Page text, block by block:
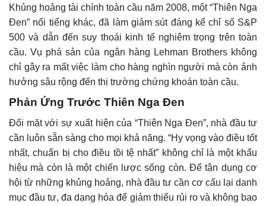
Khủng hoảng tài chính toàn cầu năm 2008, một “Thiên Nga
Đen” nổi tiếng khác, đã làm giảm sút đáng kể chỉ số S&P
500 và dẫn đến suy thoái kinh tế nghiêm trọng trên toàn
cầu. Vụ phá sản của ngân hàng Lehman Brothers không
chỉ gây ra mất việc làm cho hàng nghìn người mà còn ảnh
hưởng sâu rộng đến thị trường chứng khoán toàn cầu.
Phản Ứng Trước Thiên Nga Đen
Đối mặt với sự xuất hiện của “Thiên Nga Đen”, nhà đầu tư
cần luôn sẵn sàng cho mọi khả năng. “Hy vọng vào điều tốt
nhất, chuẩn bị cho điều tồi tệ nhất” không chỉ là một khẩu
hiệu mà còn là một chiến lược sống còn. Để tận dụng cơ
hội từ những khủng hoảng, nhà đầu tư cần cơ cấu lại danh
mục đầu tư, đa dạng hóa để giảm thiểu rủi ro và không bao